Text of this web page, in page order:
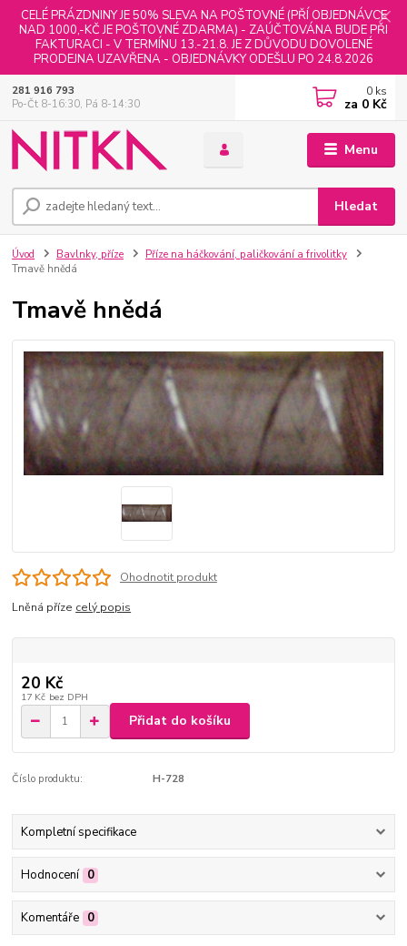
CELÉ PRÁZDNINY JE 50% SLEVA NA POŠTOVNÉ (PŘÍ OBJEDNÁVCE
NAD 1000,-KČ JE POŠTOVNÉ ZDARMA) - ZAÚČTOVÁNA BUDE PŘI
FAKTURACI - V TERMÍNU 13.-21.8. JE Z DŮVODU DOVOLENÉ
PRODEJNA UZAVŘENA - OBJEDNÁVKY ODEŠLU PO 24.8.2026
Menu
Hledat
281 916 793
Po-Čt 8-16:30, Pá 8-14:30
0 ks
za 0 Kč
Úvod Bavlnky, příze
Příze na háčkování, paličkování a frivolitky
Tmavě hnědá
Tmavě hnědá
Ohodnotit produkt
Lněná příze celý popis
20 Kč
17 Kč bez DPH
Přidat do košíku
Číslo produktu: H-728
Kompletní specifikace
Hodnocení 0
Komentáře 0